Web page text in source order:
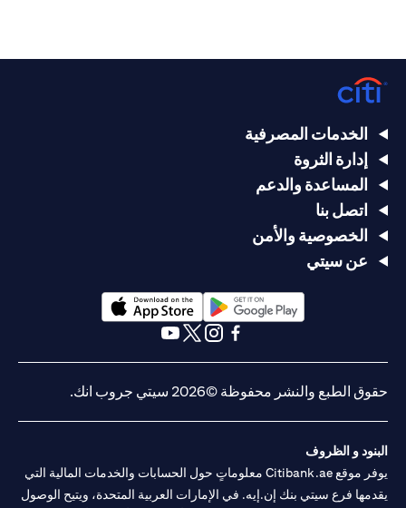
الخدمات المصرفية
إدارة الثروة
المساعدة والدعم
اتصل بنا
الخصوصية والأمن
عن سيتي
opens in a new tab
opens in a new tab
حقوق الطبع والنشر محفوظة ©2026 سيتي جروب انك.
البنود و الظروف
يوفر موقع Citibank.ae معلوماتٍ حول الحسابات والخدمات المالية التي
يقدمها فرع سيتي بنك إن.إيه. في الإمارات العربية المتحدة، ويتيح الوصول